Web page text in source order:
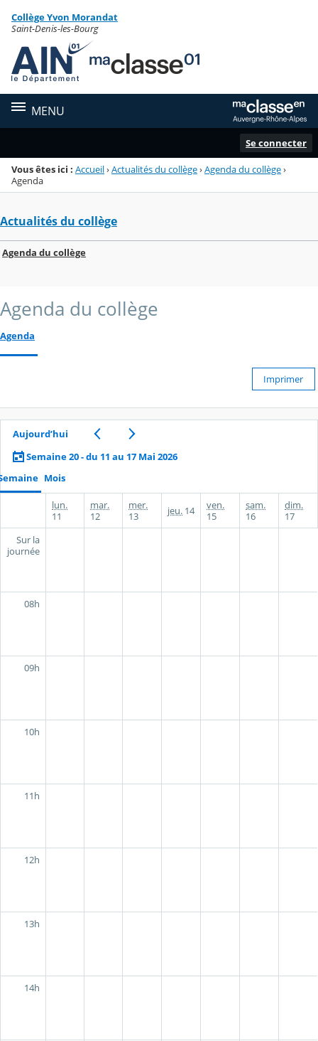
Menu de la rubrique
Contenu
Collège Yvon Morandat
Saint-Denis-les-Bourg
MENU
Se connecter
Vous êtes ici : Accueil›Actualités du collège›Agenda du collège›
Agenda
Actualités du collège
Agenda du collège
Agenda du collège
Agenda
Imprimer
Aujourd’hui
Semaine 20 - du 11 au 17 Mai 2026
Mois
lun.
11
mar.
12
mer.
13
jeu. 14
ven.
15
sam.
16
dim.
17
Sur la
journée
08h
09h
10h
11h
12h
13h
14h